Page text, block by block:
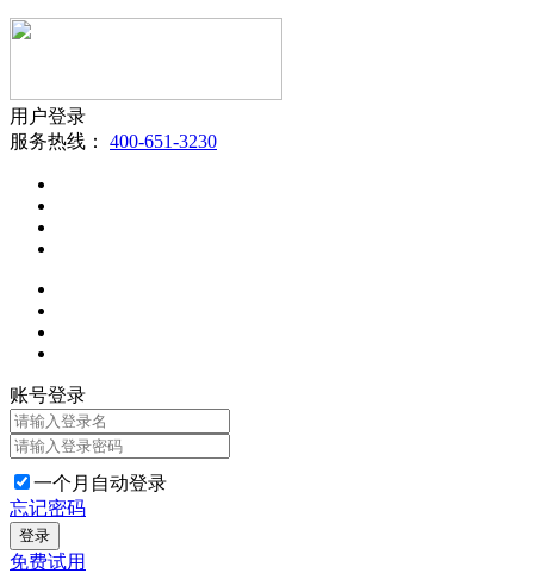
用户登录
服务热线： 400-651-3230
账号登录
一个月自动登录
忘记密码
登录
免费试用